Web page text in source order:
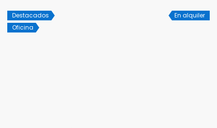
Destacados
Oficina
En alquiler